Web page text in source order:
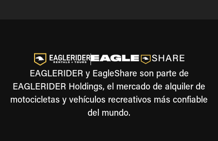
EAGLERIDER y EagleShare son parte de
EAGLERIDER Holdings, el mercado de alquiler de
motocicletas y vehículos recreativos más confiable
del mundo.